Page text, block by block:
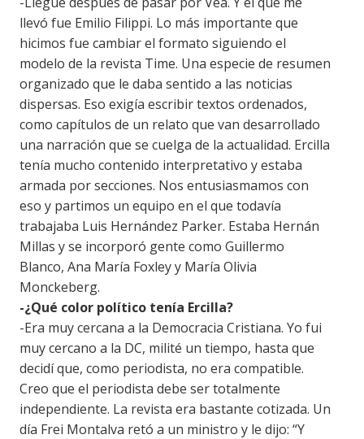
llevó fue Emilio Filippi. Lo más importante que
hicimos fue cambiar el formato siguiendo el
modelo de la revista Time. Una especie de resumen
organizado que le daba sentido a las noticias
dispersas. Eso exigía escribir textos ordenados,
como capítulos de un relato que van desarrollado
una narración que se cuelga de la actualidad. Ercilla
tenía mucho contenido interpretativo y estaba
armada por secciones. Nos entusiasmamos con
eso y partimos un equipo en el que todavía
trabajaba Luis Hernández Parker. Estaba Hernán
Millas y se incorporó gente como Guillermo
Blanco, Ana María Foxley y María Olivia
Monckeberg.
-¿Qué color político tenía Ercilla?
-Era muy cercana a la Democracia Cristiana. Yo fui
muy cercano a la DC, milité un tiempo, hasta que
decidí que, como periodista, no era compatible.
Creo que el periodista debe ser totalmente
independiente. La revista era bastante cotizada. Un
día Frei Montalva retó a un ministro y le dijo: “Y